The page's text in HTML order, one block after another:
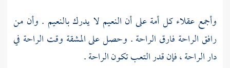
وأجمع عقلاء كل أمة على أن النعيم لا يدرك بالنعيم . وأن من
رافق الراحة فارق الراحة . وحصل على المشقة وقت الراحة في
دار الراحة ، فإن قدر التعب تكون الراحة .